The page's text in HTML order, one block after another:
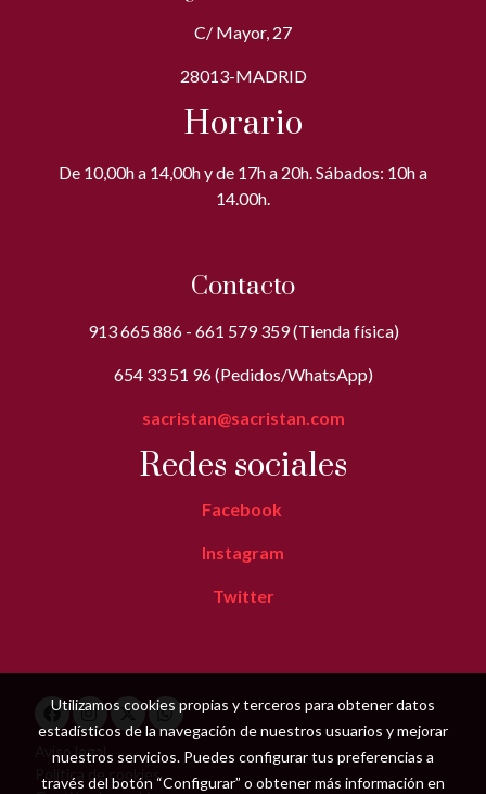
C/ Mayor, 27
28013-MADRID
Horario
De 10,00h a 14,00h y de 17h a 20h. Sábados: 10h a
14.00h.
Contacto
913 665 886 - 661 579 359 (Tienda física)
654 33 51 96 (Pedidos/WhatsApp)
sacristan@sacristan.com
Redes sociales
Facebook
Instagram
Twitter
Aviso legal
Política de cookies
Utilizamos cookies propias y terceros para obtener datos
estadísticos de la navegación de nuestros usuarios y mejorar
nuestros servicios. Puedes configurar tus preferencias a
través del botón “Configurar” o obtener más información en